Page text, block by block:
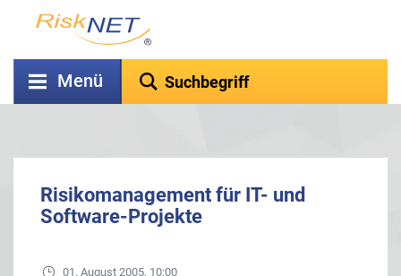
Menü
Risikomanagement für IT- und
Software-Projekte
01. August 2005, 10:00